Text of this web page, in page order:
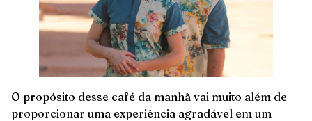
O propósito desse café da manhã vai muito além de
proporcionar uma experiência agradável em um